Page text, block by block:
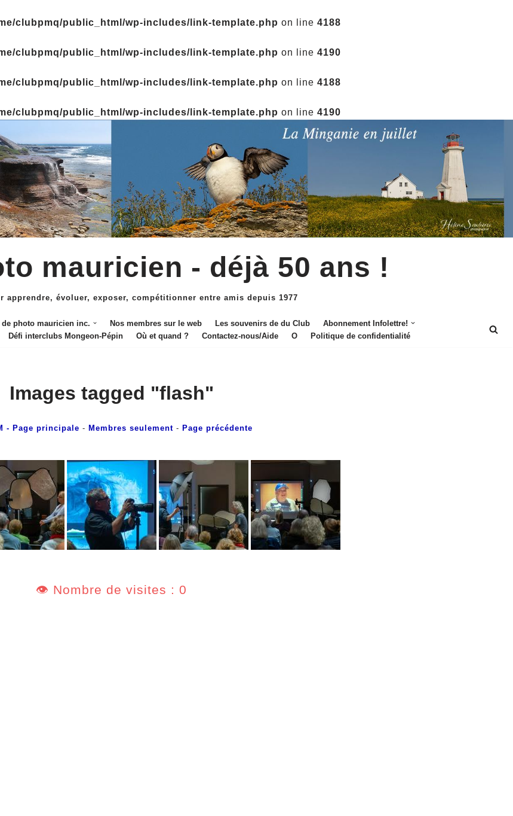
clubpmq/public_html/wp-includes/link-template.php on line 4188
clubpmq/public_html/wp-includes/link-template.php on line 4190
clubpmq/public_html/wp-includes/link-template.php on line 4188
clubpmq/public_html/wp-includes/link-template.php on line 4190
mauricien - déjà 50 ans !
apprendre, évoluer, exposer, compétitionner entre amis depuis 1977
de photo mauricien inc. Nos membres sur le web Les souvenirs de du Club
Abonnement Infolettre!
Défi interclubs Mongeon-Pépin Où et quand ? Contactez-nous/Aide O Politique de confidentialité
Images tagged "flash"
- Page principale - Membres seulement- Page précédente
👁️ Nombre de visites : 0